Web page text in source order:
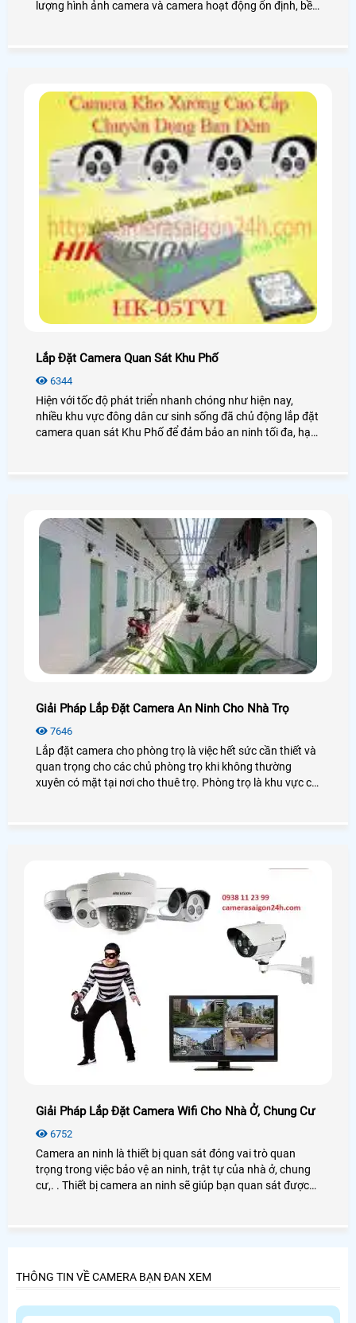
lượng hình ảnh camera và camera hoạt động ổn định, bền
Lắp Đặt Camera Quan Sát Khu Phố
6344
Hiện với tốc độ phát triển nhanh chóng như hiện nay,
nhiều khu vực đông dân cư sinh sống đã chủ động lắp đặt
camera quan sát Khu Phố để đảm bảo an ninh tối đa, hạn
Giải Pháp Lắp Đặt Camera An Ninh Cho Nhà Trọ
7646
Lắp đặt camera cho phòng trọ là việc hết sức cần thiết và
quan trọng cho các chủ phòng trọ khi không thường
xuyên có mặt tại nơi cho thuê trọ. Phòng trọ là khu vực có
Giải Pháp Lắp Đặt Camera Wifi Cho Nhà Ở, Chung Cư
6752
Camera an ninh là thiết bị quan sát đóng vai trò quan
trọng trong việc bảo vệ an ninh, trật tự của nhà ở, chung
cư,. . Thiết bị camera an ninh sẽ giúp bạn quan sát được
THÔNG TIN VỀ CAMERA BẠN ĐAN XEM